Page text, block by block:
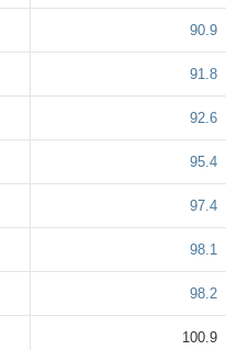
90.9
91.8
92.6
95.4
97.4
98.1
98.2
100.9